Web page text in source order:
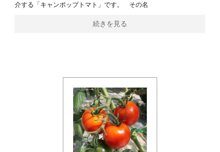
介する「キャンポップトマト」です。 その名
続きを見る